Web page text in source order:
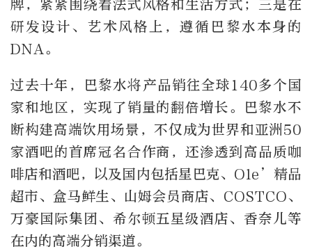
牌，紧紧围绕着法式风格和生活方式；三是在
研发设计、艺术风格上，遵循巴黎水本身的
DNA。
过去十年，巴黎水将产品销往全球140多个国
家和地区，实现了销量的翻倍增长。巴黎水不
断构建高端饮用场景，不仅成为世界和亚洲50
家酒吧的首席冠名合作商，还渗透到高品质咖
啡店和酒吧，以及国内包括星巴克、Ole’精品
超市、盒马鲜生、山姆会员商店、COSTCO、
万豪国际集团、希尔顿五星级酒店、香奈儿等
在内的高端分销渠道。